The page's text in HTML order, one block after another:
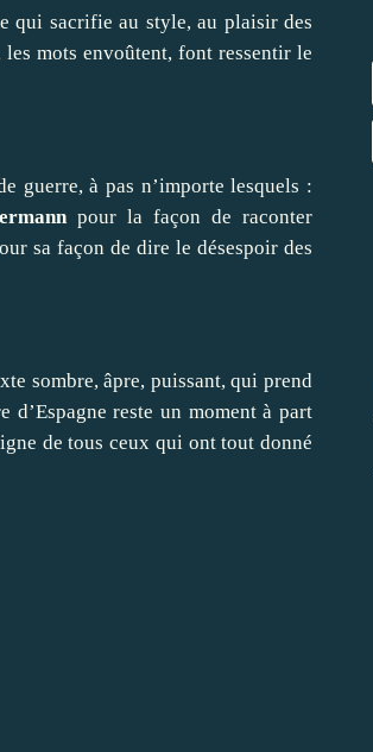
qui sacrifie au style, au plaisir des
mots envoûtent, font ressentir le
guerre, à pas n’importe lesquels :
pour la façon de raconter
sa façon de dire le désespoir des
sombre, âpre, puissant, qui prend
reste un moment à part
de tous ceux qui ont tout donné